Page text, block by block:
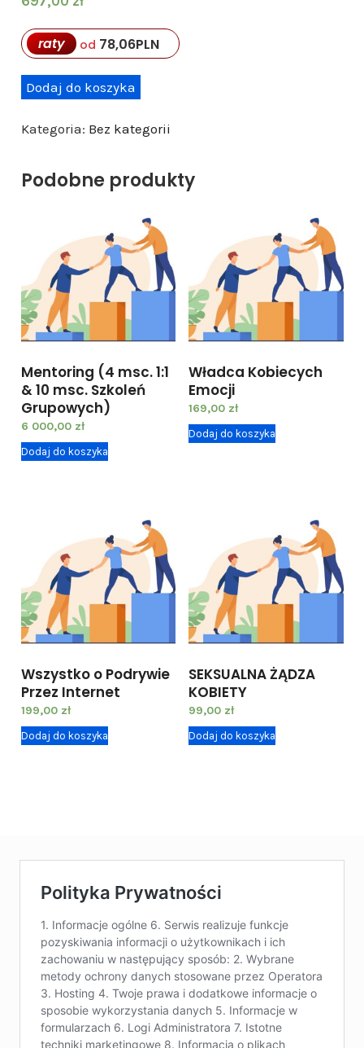
raty od 78,06PLN
o
ć
o
c
h
j
J
ą
V
R
O
M
C
J
A
)
Dodaj do koszyka
Kategoria: Bez kategorii
Podobne produkty
Mentoring (4 msc. 1:1
& 10 msc. Szkoleń
Grupowych)
6 000,00 zł
Dodaj do koszyka
Władca Kobiecych
Emocji
169,00 zł
Dodaj do koszyka
Wszystko o Podrywie
Przez Internet
199,00 zł
Dodaj do koszyka
SEKSUALNA ŻĄDZA
KOBIETY
99,00 zł
Dodaj do koszyka